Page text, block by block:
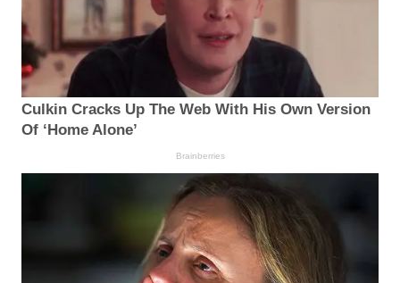
Culkin Cracks Up The Web With His Own Version
Of ‘Home Alone’
Brainberries